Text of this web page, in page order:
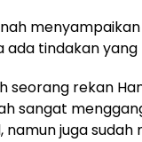
ada tindakan
seorang rekan
sangat
juga sudah